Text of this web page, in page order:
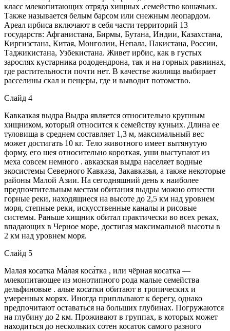
класс млекопитающих отряда хищных ,семейство кошачьих.
Также называется белым барсом или снежным леопардом.
Ареал ирбиса включают в себя части территорий 13
государств: Афганистана, Бирмы, Бутана, Индии, Казахстана,
Киргизстана, Китая, Монголии, Непала, Пакистана, России,
Таджикистана, Узбекистана. Живет ирбис, как в густых
зарослях кустарника рододендрона, так и на горных равнинах,
где растительности почти нет. В качестве жилища выбирает
расселины скал и пещеры, где и выводит потомство.
Слайд 4
Кавказкая выдра Выдра является относительно крупным
хищником, который относится к семейству куньих. Длина ее
туловища в среднем составляет 1,3 м, максимальный вес
может достигать 10 кг. Тело животного имеет вытянутую
форму, его шея относительно короткая, уши выступают из
меха совсем немного . авказская выдра населяет водные
экосистемы Северного Кавказа, Закавказья, а также некоторые
районы Малой Азии. На сегодняшний день к наиболее
предпочтительным местам обитания выдры можно отнести
горные реки, находящиеся на высоте до 2,5 км над уровнем
моря, степные реки, искусственные каналы и рисовые
системы. Раньше хищник обитал практически во всех реках,
впадающих в Черное море, достигая максимальной высоты в
2 км над уровнем моря.
Слайд 5
Малая косатка Ма́лая коса́тка , или чёрная косатка —
млекопитающее из монотипного рода малые семейства
дельфиновые . алые косатки обитают в тропических и
умеренных морях. Иногда приплывают к берегу, однако
предпочитают оставаться на больших глубинах. Погружаются
на глубину до 2 км. Проживают в группах, в которых может
находиться до нескольких сотен косаток самого разного